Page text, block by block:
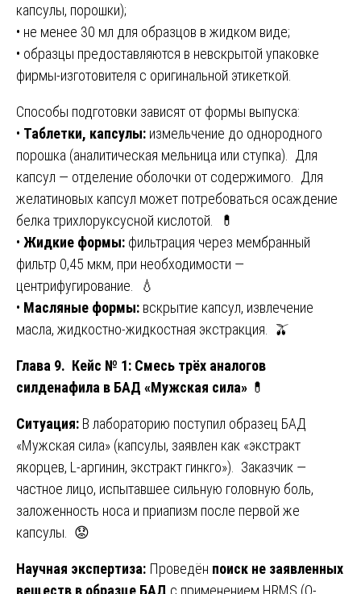
капсулы, порошки);
• не менее 30 мл для образцов в жидком виде;
• образцы предоставляются в невскрытой упаковке
фирмы-изготовителя с оригинальной этикеткой.
Способы подготовки зависят от формы выпуска:
• Таблетки, капсулы: измельчение до однородного
порошка (аналитическая мельница или ступка). Для
капсул — отделение оболочки от содержимого. Для
желатиновых капсул может потребоваться осаждение
белка трихлоруксусной кислотой. 💊
• Жидкие формы: фильтрация через мембранный
фильтр 0,45 мкм, при необходимости —
центрифугирование. 💧
• Масляные формы: вскрытие капсул, извлечение
масла, жидкостно-жидкостная экстракция. 🫒
Глава 9. Кейс № 1: Смесь трёх аналогов
силденафила в БАД «Мужская сила» 💊
Ситуация: В лабораторию поступил образец БАД
«Мужская сила» (капсулы, заявлен как «экстракт
якорцев, L-аргинин, экстракт гинкго»). Заказчик —
частное лицо, испытавшее сильную головную боль,
заложенность носа и приапизм после первой же
капсулы. 😟
Научная экспертиза: Проведён поиск не заявленных
веществ в образце БАД с применением HRMS (Q-